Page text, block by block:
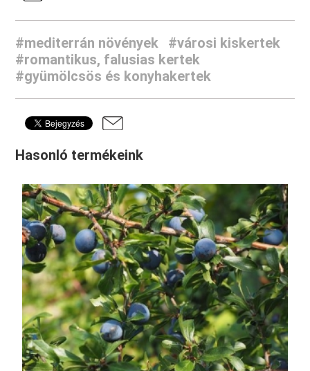
#mediterrán növények
#városi kiskertek
#romantikus, falusias kertek
#gyümölcsös és konyhakertek
Hasonló termékeink